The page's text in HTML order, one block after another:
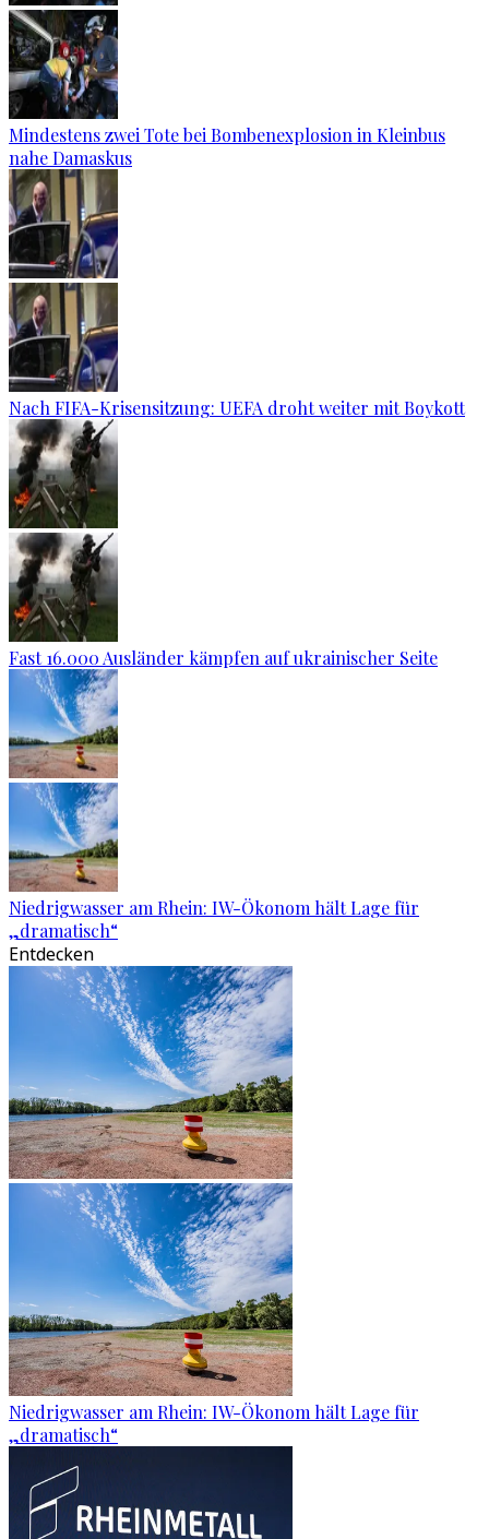
Mindestens zwei Tote bei Bombenexplosion in Kleinbus
nahe Damaskus
Nach FIFA-Krisensitzung: UEFA droht weiter mit Boykott
Fast 16.000 Ausländer kämpfen auf ukrainischer Seite
Niedrigwasser am Rhein: IW-Ökonom hält Lage für
„dramatisch“
Entdecken
Niedrigwasser am Rhein: IW-Ökonom hält Lage für
„dramatisch“